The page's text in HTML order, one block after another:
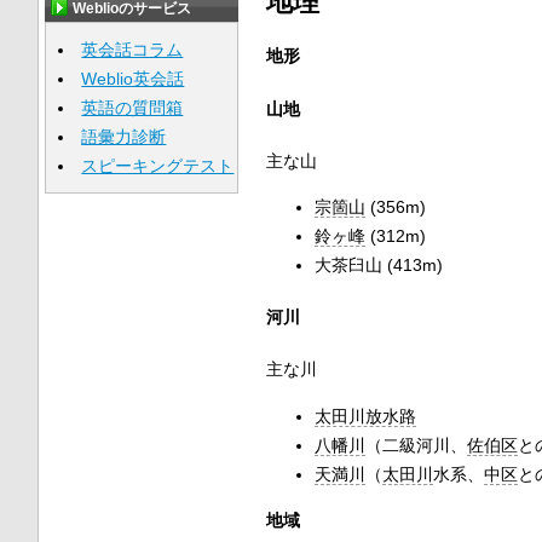
地形
山地
主な山
宗箇山 (356m)
鈴ヶ峰(312m)
大茶臼山 (413m)
河川
主な川
太田川放水路
八幡川
（二級河川、 佐伯区と
天満川
（太田川 水系、 中区と
地域
Weblioのサービス
英会話コラム
Weblio英会話
英語の質問箱
語彙力診断
スピーキングテスト